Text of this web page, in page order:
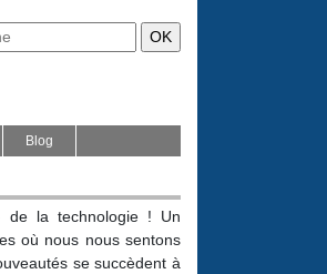
Blog
de la technologie ! Un
où nous nous sentons
se succèdent à